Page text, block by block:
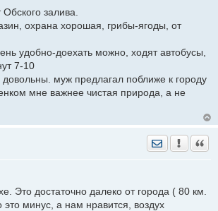
залива.
охрана хорошая, грибы-ягоды, от
удобно-доехать можно, ходят автобусы,
7-10
муж предлагал поближе к городу
мне важнее чистая природа, а не
Отправить
Это достаточно далеко от города ( 80 км.
это минус, а нам нравится, воздух